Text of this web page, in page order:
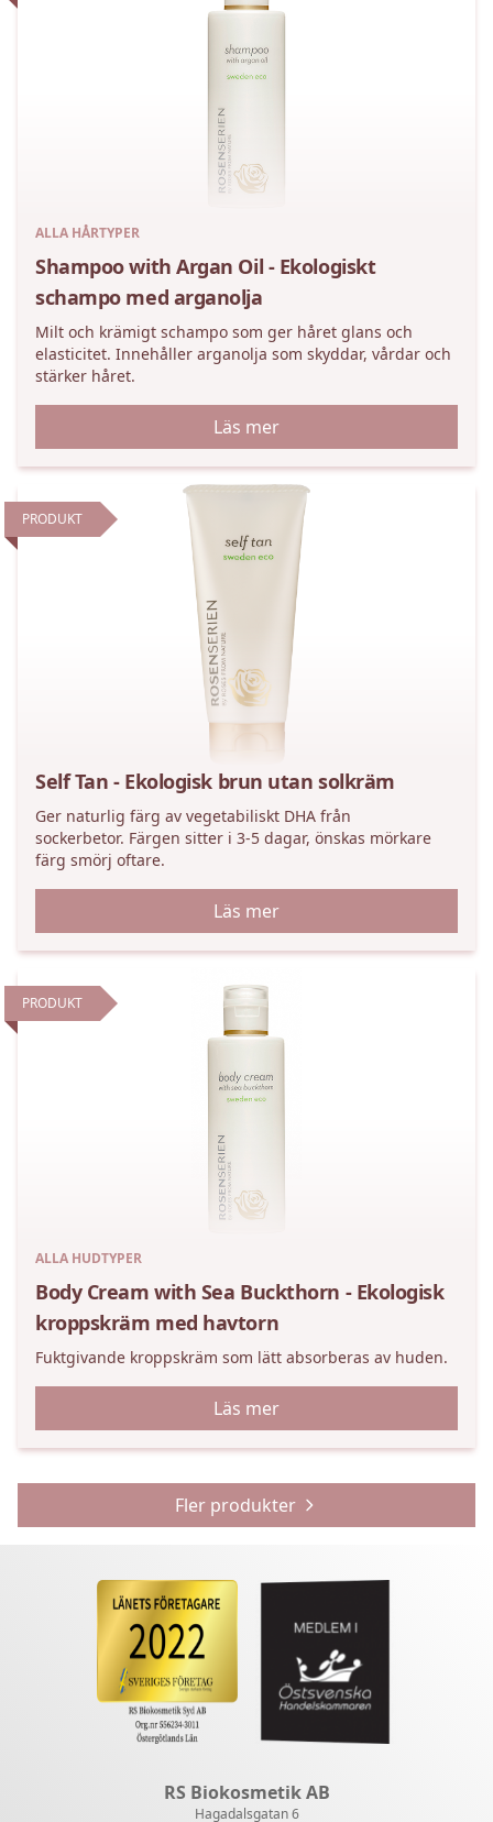
ALLA HÅRTYPER
Shampoo with Argan Oil - Ekologiskt
schampo med arganolja
Milt och krämigt schampo som ger håret glans och
elasticitet. Innehåller arganolja som skyddar, vårdar och
stärker håret.
Läs mer
PRODUKT
Self Tan - Ekologisk brun utan solkräm
Ger naturlig färg av vegetabiliskt DHA från
sockerbetor. Färgen sitter i 3-5 dagar, önskas mörkare
färg smörj oftare.
Läs mer
PRODUKT
ALLA HUDTYPER
Body Cream with Sea Buckthorn - Ekologisk
kroppskräm med havtorn
Fuktgivande kroppskräm som lätt absorberas av huden.
Läs mer
Fler produkter
RS Biokosmetik AB
Hagadalsgatan 6